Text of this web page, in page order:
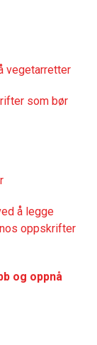
vegetarretter
som bør
å legge
oppskrifter
og oppnå